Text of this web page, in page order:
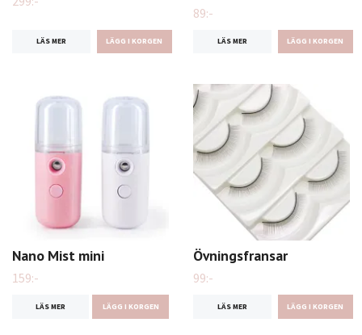
LÄS MER
89:-
LÄS MER
Nano Mist mini
159:-
LÄS MER LÄGG I KORGEN
Övningsfransar
99:-
LÄS MER